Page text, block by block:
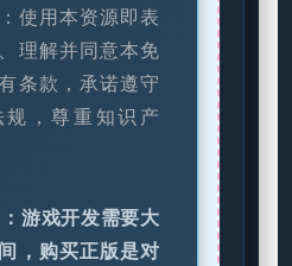
：使用本资源即表
理解并同意本免
条款，承诺遵守
，尊重知识产
游戏开发需要大
，购买正版是对